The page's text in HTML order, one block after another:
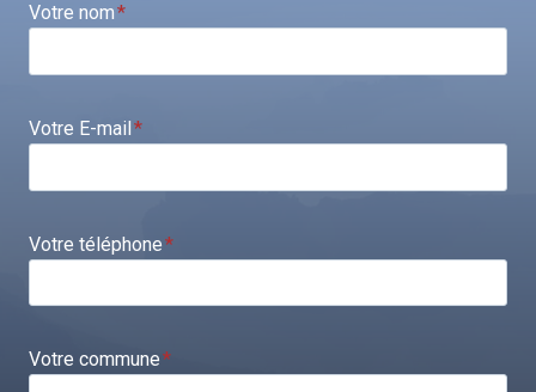
Votre nom*
Votre E-mail*
Votre téléphone*
Votre commune*